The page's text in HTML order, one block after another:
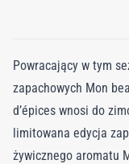
Powracający w tym
zapachowych Mon
d’épices wnosi do
limitowana edycja
żywicznego aromatu